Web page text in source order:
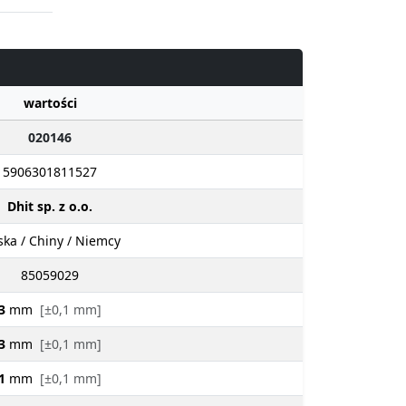
wartości
020146
5906301811527
Dhit sp. z o.o.
/ Chiny / Niemcy
85059029
mm [±0,1 mm]
mm [±0,1 mm]
mm [±0,1 mm]